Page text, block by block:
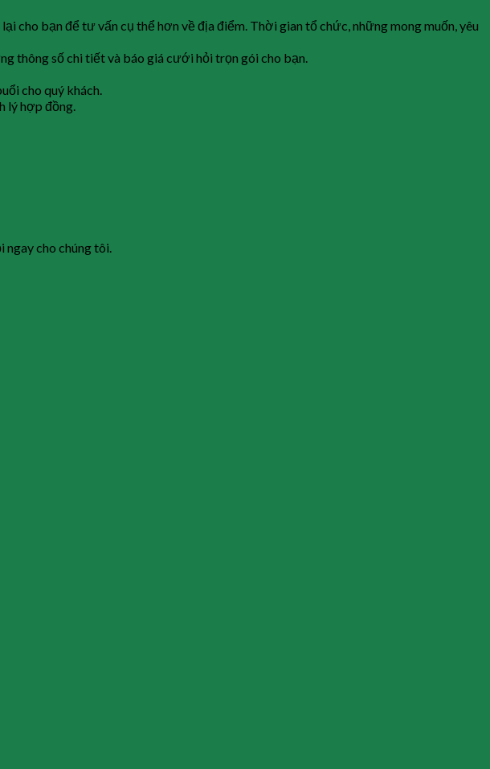
cho bạn để tư vấn cụ thể hơn về địa điểm. Thời gian tổ chức, những mong muốn, yêu
thông số chi tiết và báo giá cưới hỏi trọn gói cho bạn.
cho quý khách.
lý hợp đồng.
cho chúng tôi.